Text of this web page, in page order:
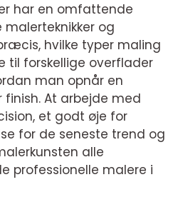
har en omfattende
og
hvilke typer maling
til forskellige overflader
man opnår en
At arbejde med
et godt øje for
for de seneste trend og
alle
professionelle malere i